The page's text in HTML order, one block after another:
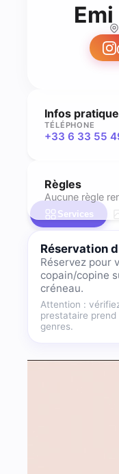
Infos
TÉLÉPHONE
+33 6 33 55
Règles
Aucune règle
Services
Réservation
Réservez pour
copain/copine
créneau.
Attention :
prestataire prend
genres.